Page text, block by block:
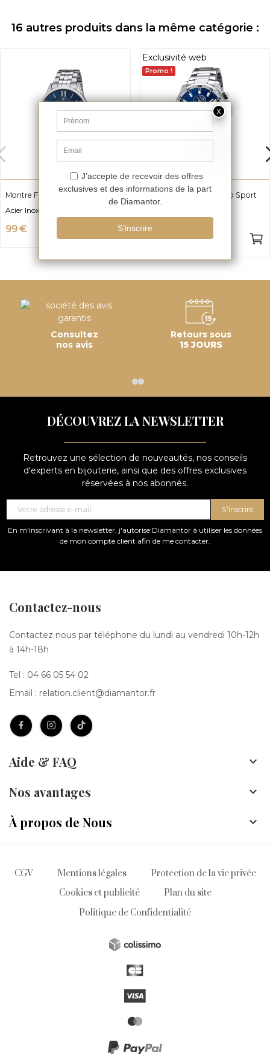
16 autres produits dans la même catégorie :
Montre FESTINA F20425/2
Acier Inoxydable
99 €
Exclusivité web
Promo !
Montre FESTINA Chrono Sport
F20463/2
179 €
Consultez
nos avis
Retours sous
15 JOURS
DÉCOUVREZ LA NEWSLETTER
Retrouvez une sélection de nouveautés, nos conseils
d'experts en bijouterie, ainsi que des offres exclusives
réservées à nos abonnés.
S'inscrire
En m'inscrivant à la newsletter, j'autorise Diamantor à utiliser les données
de mon compte client afin de me contacter.
Contactez-nous
Contactez nous par téléphone du lundi au vendredi 10h-12h
à 14h-18h
Tel : 04 66 05 54 02
Email : relation.client@diamantor.fr
Aide & FAQ 
Nos avantages 
À propos de Nous 
CGV Mentions légales
Protection de la vie privée
Cookies et publicité
Plan du site
Politique de Confidentialité